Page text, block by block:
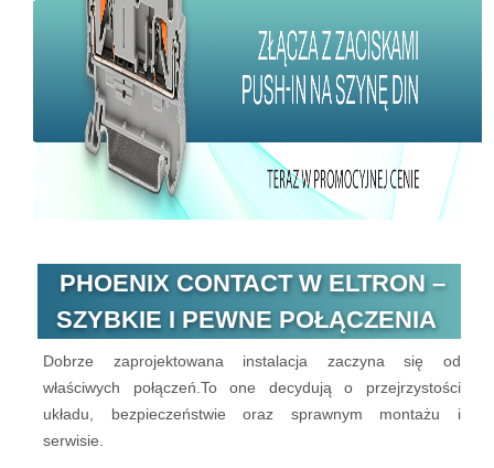
PHOENIX CONTACT W ELTRON –
SZYBKIE I PEWNE POŁĄCZENIA
Dobrze zaprojektowana instalacja zaczyna się od
właściwych połączeń.To one decydują o przejrzystości
układu, bezpieczeństwie oraz sprawnym montażu i
serwisie.